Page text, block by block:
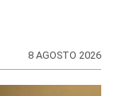
8 AGOSTO 2026